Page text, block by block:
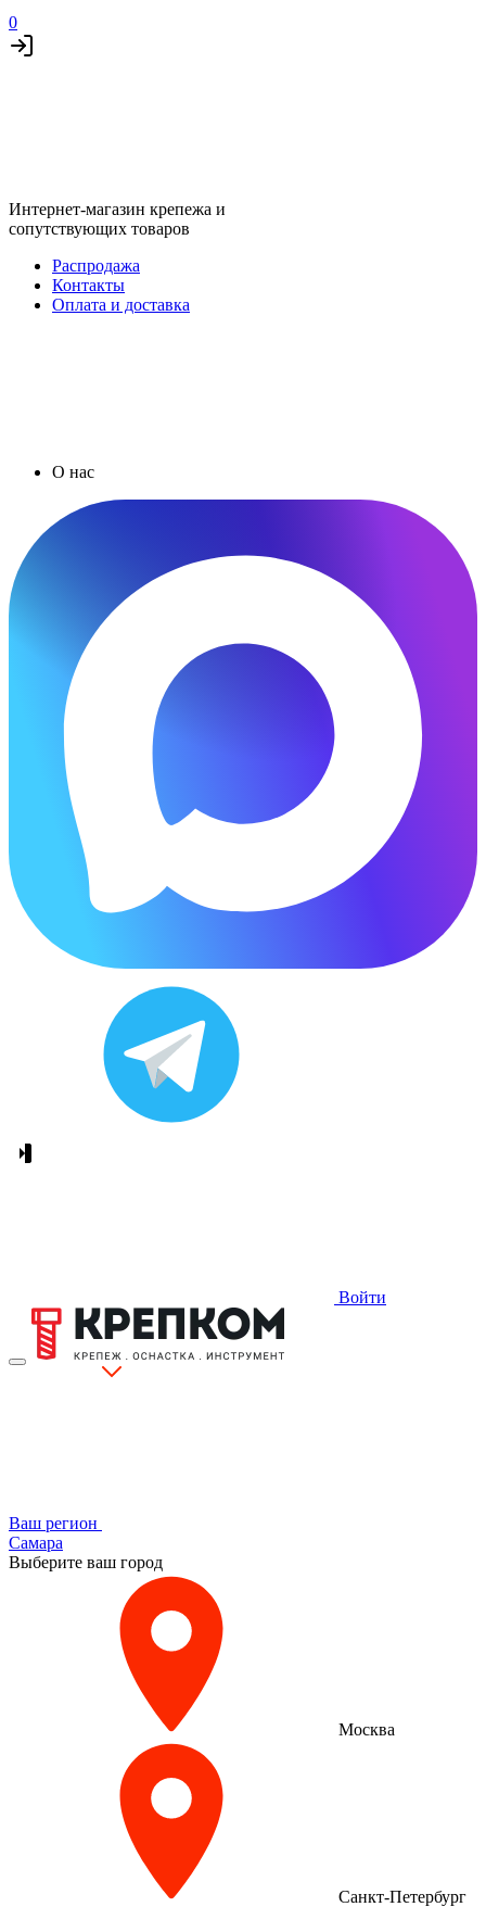
0
Интернет-магазин крепежа и
сопутствующих товаров
Распродажа
Контакты
Оплата и доставка
О нас
Войти
Ваш регион
Самара
Выберите ваш город
Москва
Санкт-Петербург